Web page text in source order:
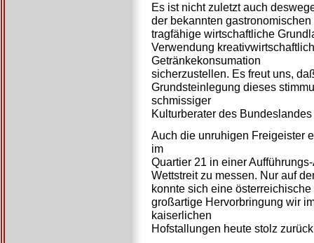
Es ist nicht zuletzt auch
der bekannten
tragfähige wirtschaftliche
Verwendung
Getränkekonsumation
sicherzustellen. Es freut uns,
Grundsteinlegung dieses
schmissiger
Kulturberater des
Auch die unruhigen Freigeister
im
Quartier 21 in einer
Wettstreit zu messen. Nur auf
konnte sich eine
großartige Hervorbringung wir
kaiserlichen
Hofstallungen heute stolz